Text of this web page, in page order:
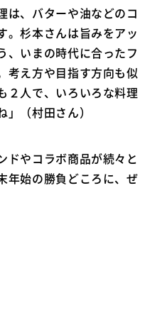
は、バターや油などのコ
。杉本さんは旨みをアッ
、いまの時代に合ったフ
考え方や目指す方向も似
２人で、いろいろな料理
（村田さん）
ドやコラボ商品が続々と
年始の勝負どころに、ぜ